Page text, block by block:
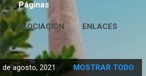
Páginas
ASOCIACIÓN ENLACES
MÁS… HUERTO ESCOLAR
agosto, 2021 MOSTRAR TODO